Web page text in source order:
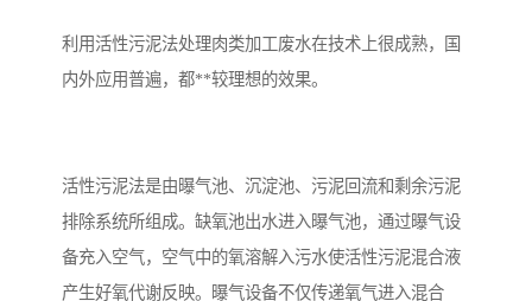
利用活性污泥法处理肉类加工废水在技术上很成熟，国
内外应用普遍，都**较理想的效果。
活性污泥法是由曝气池、沉淀池、污泥回流和剩余污泥
排除系统所组成。缺氧池出水进入曝气池，通过曝气设
备充入空气，空气中的氧溶解入污水使活性污泥混合液
产生好氧代谢反映。曝气设备不仅传递氧气进入混合
接触式一体化污水处理设 化粪池一体化污水处理设
净水设备反渗透 奶制品加工污水处理设备
喷漆污水处理设备 污水处理设备设备生产厂